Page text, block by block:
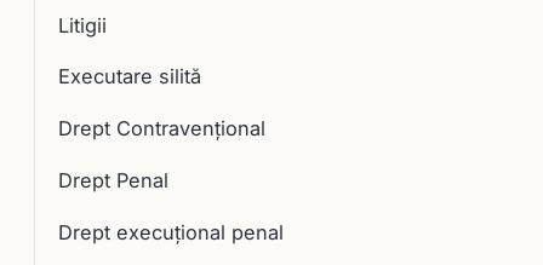
Litigii
Executare silită
Drept Contravențional
Drept Penal
Drept execuţional penal